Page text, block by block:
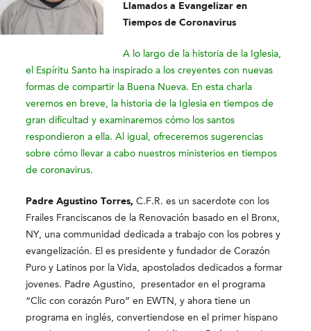
Llamados a Evangelizar en
Tiempos de Coronavirus
A lo largo de la historia de la Iglesia,
el Espíritu Santo ha inspirado a los creyentes con nuevas
formas de compartir la Buena Nueva. En esta charla
veremos en breve, la historia de la Iglesia en tiempos de
gran dificultad y examinaremos cómo los santos
respondieron a ella. Al igual, ofreceremos sugerencias
sobre cómo llevar a cabo nuestros ministerios en tiempos
de coronavirus.
Padre Agustino Torres, C.F.R. es un sacerdote con los
Frailes Franciscanos de la Renovación basado en el Bronx,
NY, una communidad dedicada a trabajo con los pobres y
evangelización. El es presidente y fundador de Corazón
Puro y Latinos por la Vida, apostolados dedicados a formar
jovenes. Padre Agustino, presentador en el programa
“Clic con corazón Puro” en EWTN, y ahora tiene un
programa en inglés, convertiendose en el primer hispano